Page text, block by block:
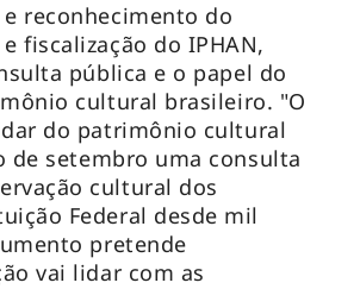
reconhecimento do
fiscalização do IPHAN,
pública e o papel do
cultural brasileiro. "O
do patrimônio cultural
setembro uma consulta
cultural dos
Federal desde mil
pretende
vai lidar com as